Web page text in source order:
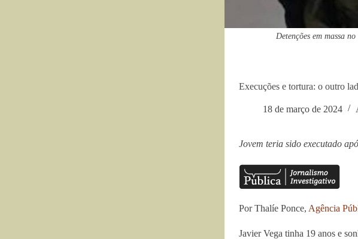
Detenções em massa
Execuções e tortura: o outro
18 de março de 2024
Jovem teria sido executado
Por Thalíe Ponce, Agência
Javier Vega tinha 19 anos e